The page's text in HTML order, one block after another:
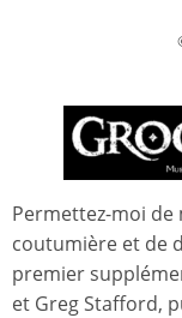
Permettez-moi
coutumière et de
premier
et Greg Stafford,